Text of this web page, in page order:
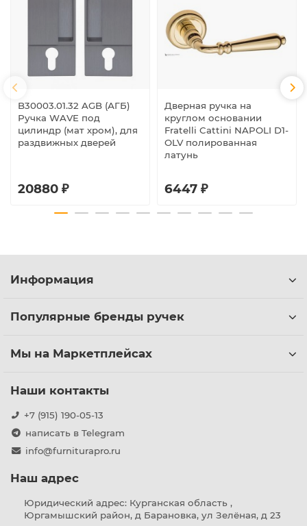
B30003.01.32 AGB (АГБ)
Ручка WAVE под
цилиндр (мат хром), для
раздвижных дверей
20880 ₽
Дверная ручка на
круглом основании
Fratelli Cattini NAPOLI D1-
OLV полированная
латунь
6447 ₽
Информация
Популярные бренды ручек
Мы на Маркетплейсах
Наши контакты
+7 (915) 190-05-13
написать в Telegram
info@furniturapro.ru
Наш адрес
Юридический адрес: Курганская область ,
Юргамышский район, д Барановка, ул Зелёная, д 23